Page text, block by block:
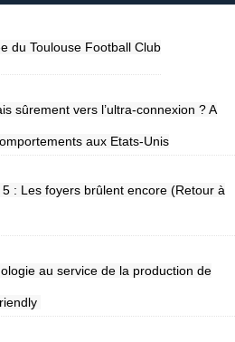
du Toulouse Football Club
sûrement vers l’ultra-connexion ? A
aux Etats-Unis
: Les foyers brûlent encore (Retour à
au service de la production de